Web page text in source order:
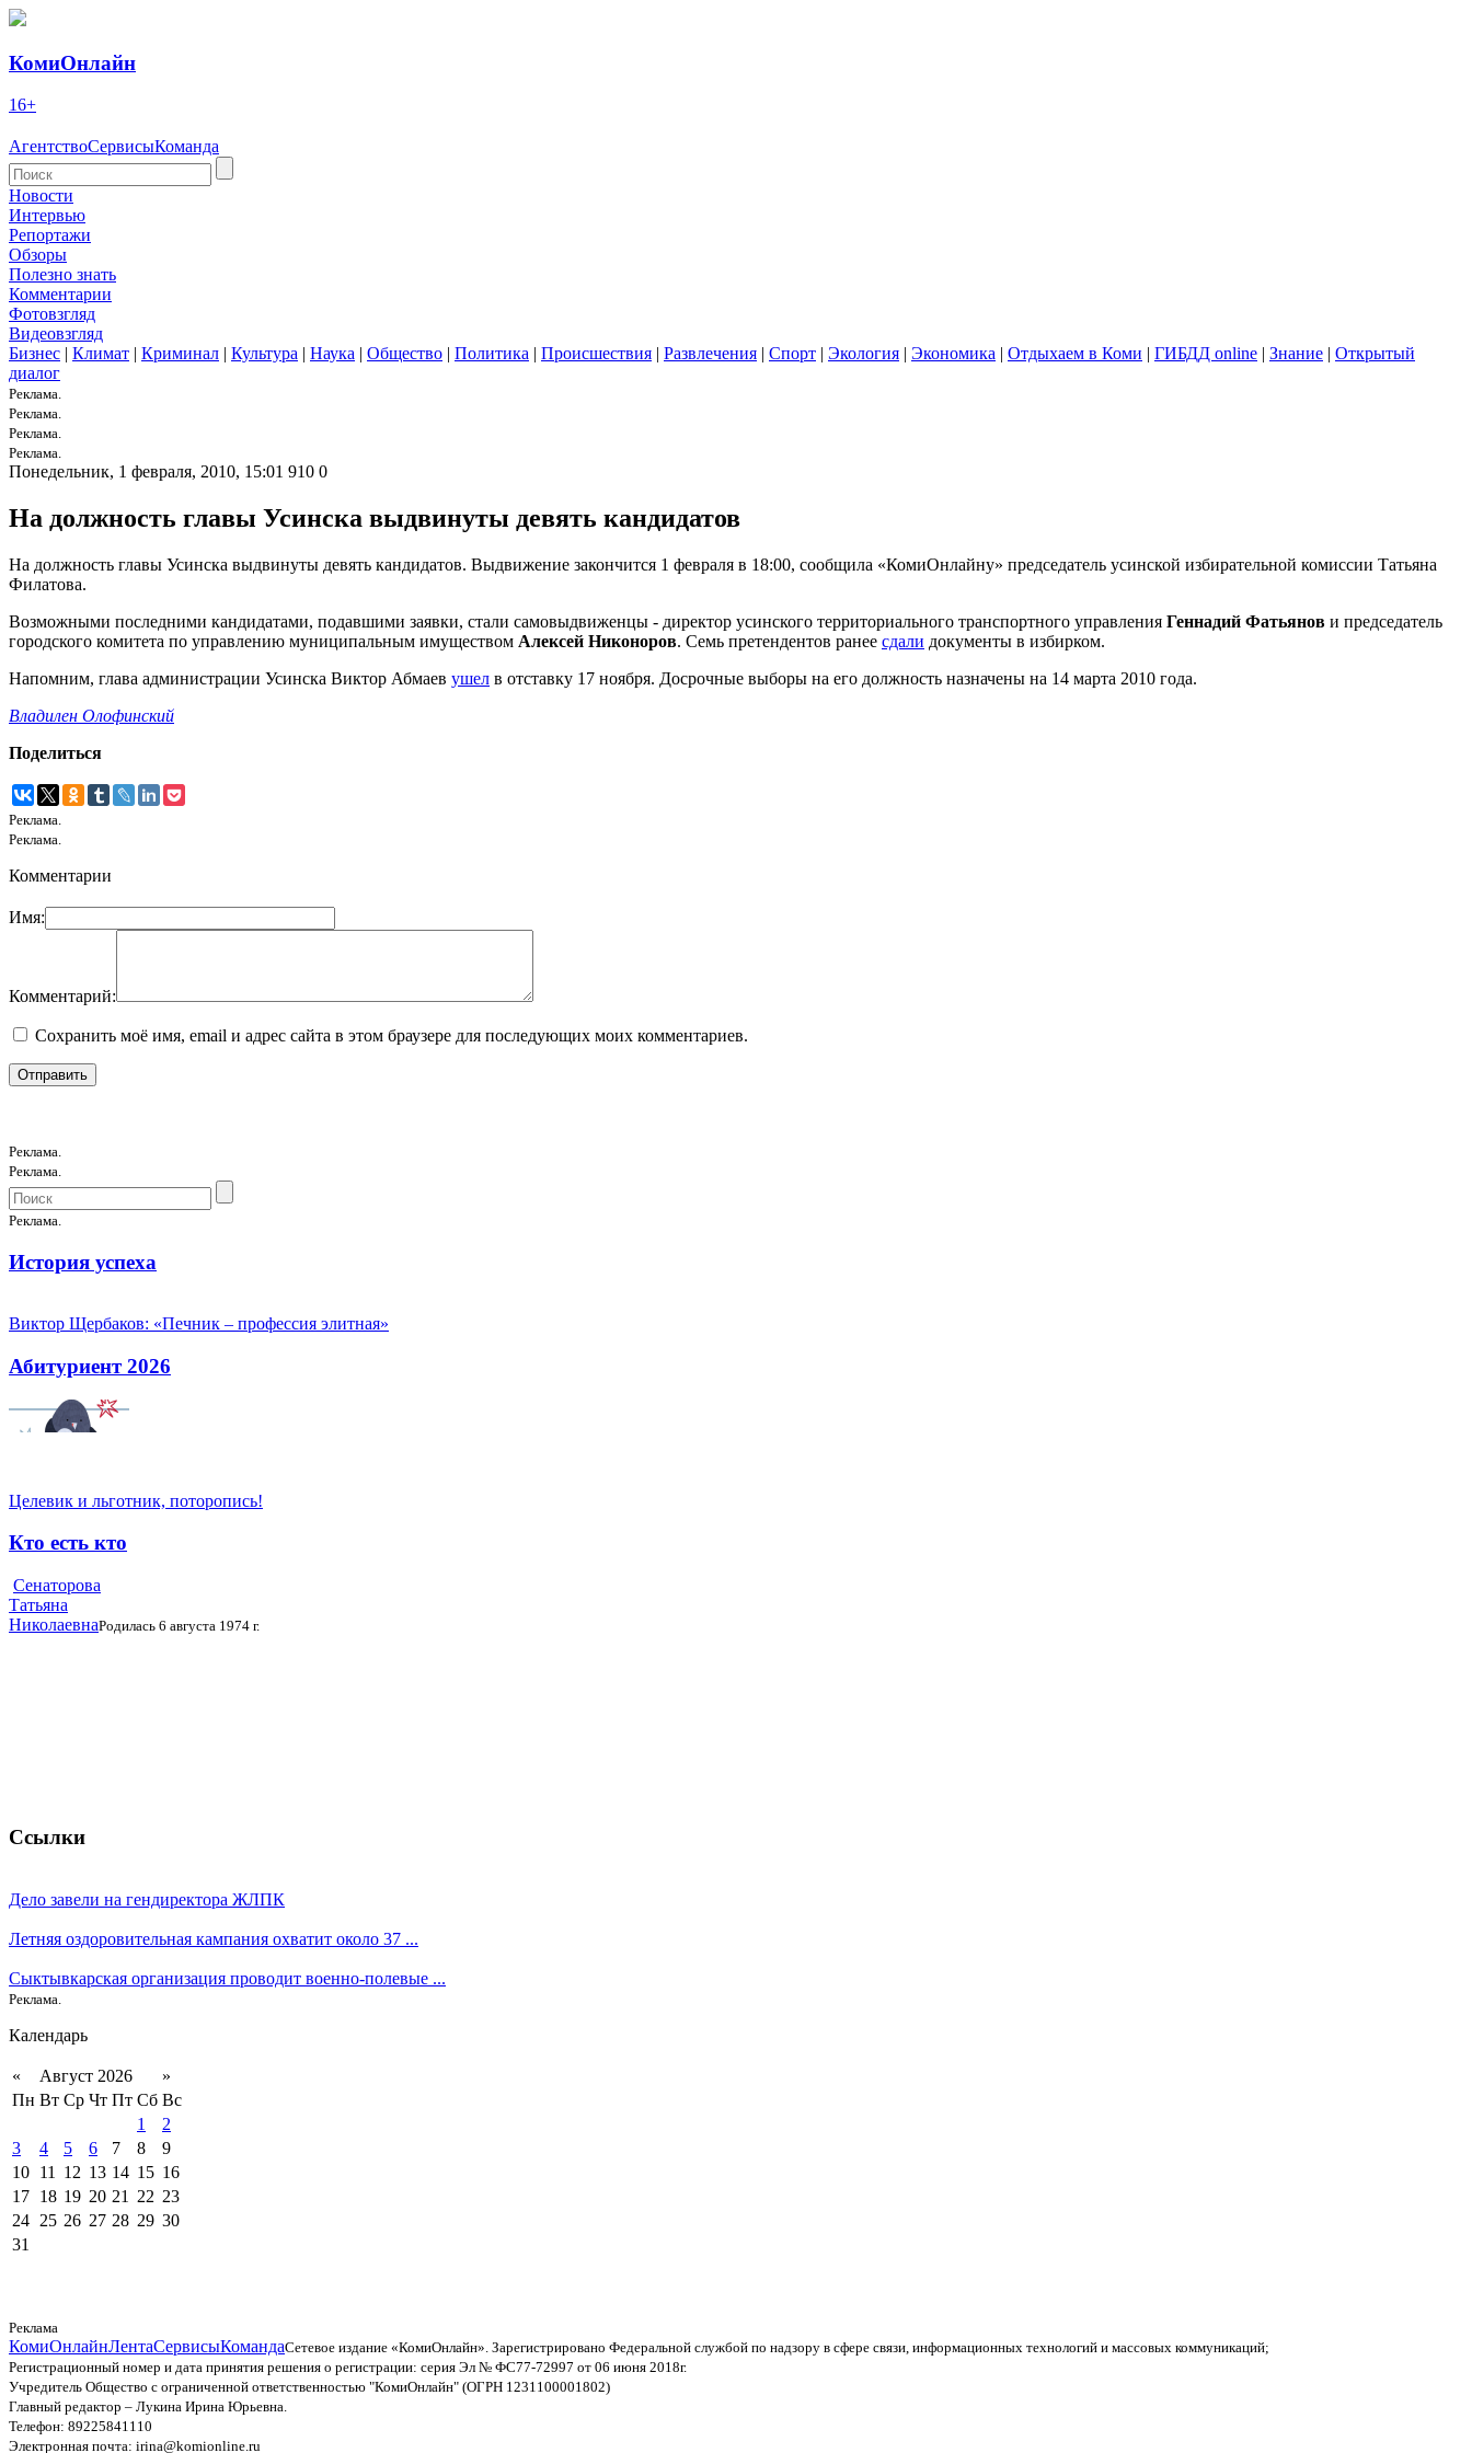
КомиОнлайн
16+
АгентствоСервисыКоманда
Новости
Интервью
Репортажи
Обзоры
Полезно знать
Комментарии
Фотовзгляд
Видеовзгляд
Бизнес | Климат | Криминал | Культура | Наука | Общество | Политика | Происшествия | Развлечения | Спорт | Экология | Экономика | Отдыхаем в Коми | ГИБДД online | Знание | Открытый
диалог
Реклама.
Реклама.
Реклама.
Реклама.
Понедельник, 1 февраля, 2010, 15:01 910 0
На должность главы Усинска выдвинуты девять кандидатов
На должность главы Усинска выдвинуты девять кандидатов. Выдвижение закончится 1 февраля в 18:00, сообщила «КомиОнлайну» председатель усинской избирательной комиссии Татьяна
Филатова.
Возможными последними кандидатами, подавшими заявки, стали самовыдвиженцы - директор усинского территориального транспортного управления Геннадий Фатьянов и председатель
городского комитета по управлению муниципальным имуществом Алексей Никоноров. Семь претендентов ранее сдали документы в избирком.
Напомним, глава администрации Усинска Виктор Абмаев ушел в отставку 17 ноября. Досрочные выборы на его должность назначены на 14 марта 2010 года.
Владилен Олофинский
Поделиться
Реклама.
Реклама.
Комментарии
Имя:
Комментарий:
Сохранить моё имя, email и адрес сайта в этом браузере для последующих моих комментариев.
Реклама.
Реклама.
Реклама.
История успеха
Виктор Щербаков: «Печник – профессия элитная»
Абитуриент 2026
Целевик и льготник, поторопись!
Кто есть кто
Сенаторова
Татьяна
НиколаевнаРодилась 6 августа 1974 г.
Ссылки
Дело завели на гендиректора ЖЛПК
Летняя оздоровительная кампания охватит около 37 ...
Сыктывкарская организация проводит военно-полевые ...
Реклама.
Календарь
« Август 2026
»
Пн Вт Ср Чт Пт Сб Вс
1
2
3
4 5 6 7 8
9
10 11 12 13 14 15 16
17 18 19 20 21 22 23
24 25 26 27 28 29 30
31
Реклама
КомиОнлайнЛентаСервисыКомандаСетевое издание «КомиОнлайн». Зарегистрировано Федеральной службой по надзору в сфере связи, информационных технологий и массовых коммуникаций;
Регистрационный номер и дата принятия решения о регистрации: серия Эл № ФС77-72997 от 06 июня 2018г.
Учредитель Общество с ограниченной ответственностью "КомиОнлайн" (ОГРН 1231100001802)
Главный редактор – Лукина Ирина Юрьевна.
Телефон: 89225841110
Электронная почта: irina@komionline.ru